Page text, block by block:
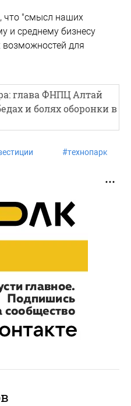
что "смысл наших
и среднему бизнесу
для
глава ФНПЦ Алтай
и болях оборонки в
#технопарк